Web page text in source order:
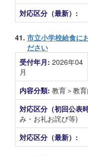
対応区分（最新）:
41. 市立小学校給食に
ださい
受付年月: 2026年04
月
内容分類: 教育＞教
対応区分（初回公表
み・お礼お詫び等)
対応区分（最新）: